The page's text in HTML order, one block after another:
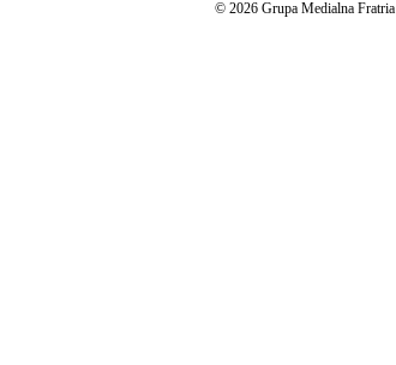
© 2026 Grupa Medialna Fratria